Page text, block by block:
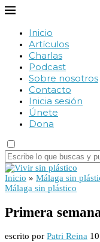
Inicio
Artículos
Charlas
Podcast
Sobre nosotros
Contacto
Inicia sesión
Únete
Dona
Inicio » Málaga sin
Málaga sin plástico
Primera
escrito por Patri Reina